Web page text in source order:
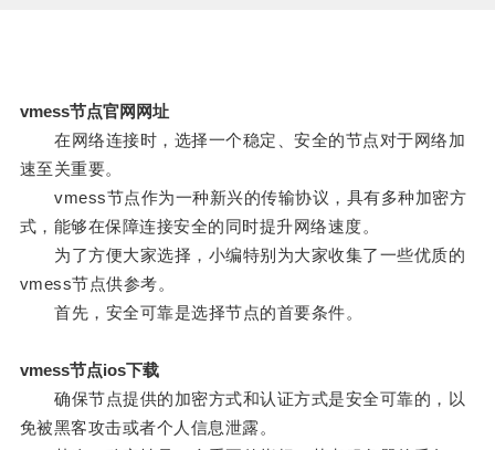
vmess节点官网网址
在网络连接时，选择一个稳定、安全的节点对于网络加
速至关重要。
vmess节点作为一种新兴的传输协议，具有多种加密方
式，能够在保障连接安全的同时提升网络速度。
为了方便大家选择，小编特别为大家收集了一些优质的
vmess节点供参考。
首先，安全可靠是选择节点的首要条件。
vmess节点ios下载
确保节点提供的加密方式和认证方式是安全可靠的，以
免被黑客攻击或者个人信息泄露。